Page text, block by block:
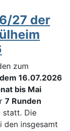
27 der
zum
16.07.2026
bis Mai
7 Runden
statt. Die
den insgesamt